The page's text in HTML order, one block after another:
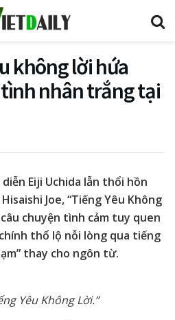
không lời hứa
tình nhân trắng tại
Eiji Uchida lẫn thổi hồn
Joe, “Tiếng Yêu Không
chuyện tình cảm tuy quen
thổ lộ nỗi lòng qua tiếng
thay cho ngôn từ.
Yêu Không Lời.”